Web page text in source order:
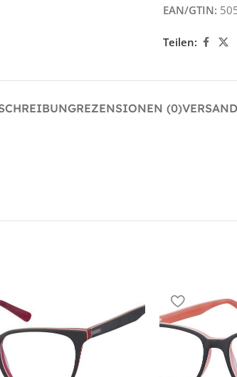
EAN/GTIN:
Teilen:
REZENSIONEN (0)